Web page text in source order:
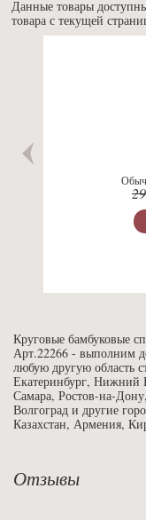
Данные товары
товара с текущей
Круговые бамбуковые
Арт.22266 - выполним
любую другую область
Екатеринбург, Нижний
Самара, Ростов-на-
Волгоград и другие
Казахстан, Армения,
Отзывы